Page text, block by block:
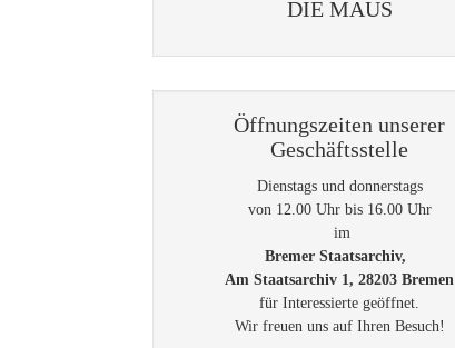
DIE MAUS
Öffnungszeiten unserer
Geschäftsstelle
Dienstags und donnerstags
von 12.00 Uhr bis 16.00 Uhr
im
Bremer Staatsarchiv,
Am Staatsarchiv 1, 28203 Bremen
für Interessierte geöffnet.
Wir freuen uns auf Ihren Besuch!